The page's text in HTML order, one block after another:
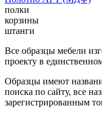
полки
корзины
штанги
Все образцы мебели
проекту в
Образцы имеют
поиска по сайту, все
зарегистрированным